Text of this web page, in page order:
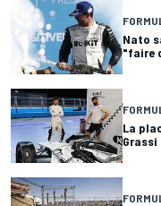
Nato
"faire
La
Grassi